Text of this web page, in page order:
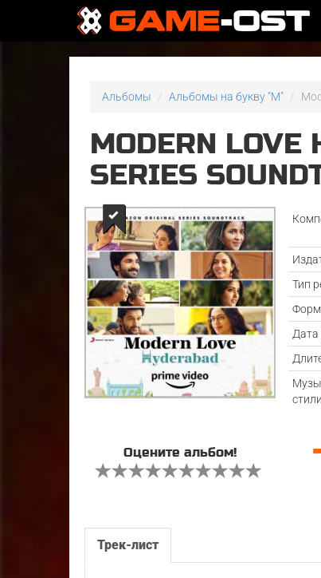
Альбомы Альбомы на букву "M"
MODERN LOVE
SERIES
Тип
Дата
стили
Оцените альбом!
Трек-лист